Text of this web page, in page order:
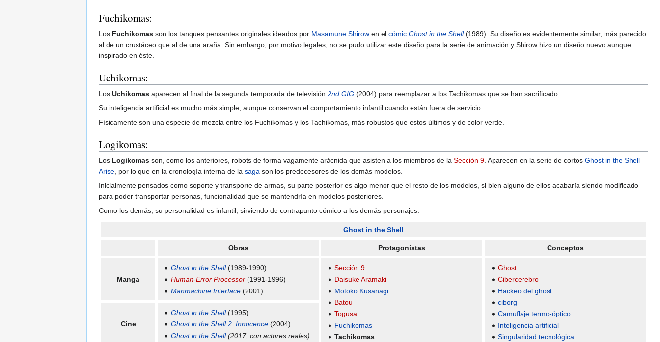
Fuchikomas:
Los Fuchikomas son los tanques pensantes originales ideados por Masamune Shirow en el cómic Ghost in the Shell(1989). Su diseño es evidentemente similar, más parecido
al de un crustáceo que al de una araña. Sin embargo, por motivo legales, no se pudo utilizar este diseño para la serie de animación y Shirow hizo un diseño nuevo aunque
inspirado en éste.
Uchikomas:
Los Uchikomas aparecen al final de la segunda temporada de televisión 2nd GIG (2004) para reemplazar a los Tachikomas que se han sacrificado.
Su inteligencia artificial es mucho más simple, aunque conservan el comportamiento infantil cuando están fuera de servicio.
Físicamente son una especie de mezcla entre los Fuchikomas y los Tachikomas, más robustos que estos últimos y de color verde.
Logikomas:
Los Logikomas son, como los anteriores, robots de forma vagamente arácnida que asisten a los miembros de la Sección 9 . Aparecen en la serie de cortos Ghost in the Shell
Arise , por lo que en la cronología interna de la saga son los predecesores de los demás modelos.
Inicialmente pensados como soporte y transporte de armas, su parte posterior es algo menor que el resto de los modelos, si bien alguno de ellos acabaría siendo modificado
para poder transportar personas, funcionalidad que se mantendría en modelos posteriores.
Como los demás, su personalidad es infantil, sirviendo de contrapunto cómico a los demás personajes.
Ghost in the Shell
Obras Protagonistas Conceptos
Manga
Ghost in the Shell(1989-1990)
Human-Error Processor (1991-1996)
Manmachine Interface (2001)
Sección 9
Daisuke Aramaki
Motoko Kusanagi
Batou
Togusa
Fuchikomas
Tachikomas
Ghost
Cibercerebro
Hackeo del ghost
ciborg
Camuflaje termo-óptico
Inteligencia artificial
Singularidad tecnológica
Cine
Ghost in the Shell(1995)
Ghost in the Shell 2: Innocence (2004)
Ghost in the Shell(2017, con actores reales)